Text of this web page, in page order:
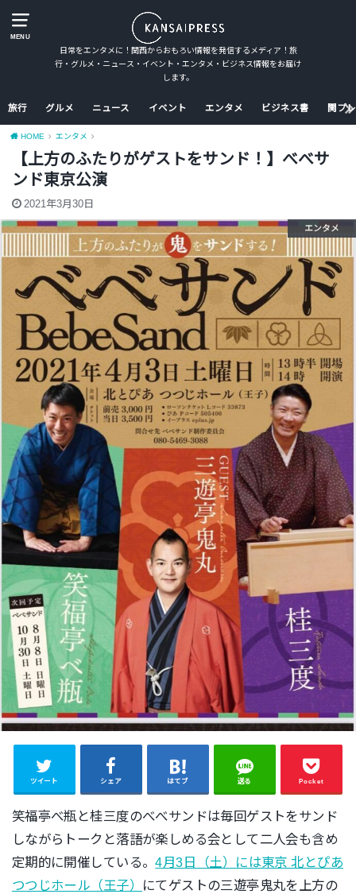
MENU
日常をエンタメに！関西からおもろい情報を発信するメディア！旅
行・グルメ・ニュース・イベント・エンタメ・ビジネス情報をお届け
します。
旅行 グルメ ニュース イベント エンタメ ビジネス書 関プ
HOME エンタメ
【上方のふたりがゲストをサンド！】べべサ
ンド東京公演
2021年3月30日
エンタメ
ツイート シェア はてブ 送る Pocket
笑福亭べ瓶と桂三度のべべサンドは毎回ゲストをサンド
しながらトークと落語が楽しめる会として二人会も含め
定期的に開催している。4月3日（土）には東京 北とぴあ
つつじホール（王子）
にてゲストの三遊亭鬼丸を上方の